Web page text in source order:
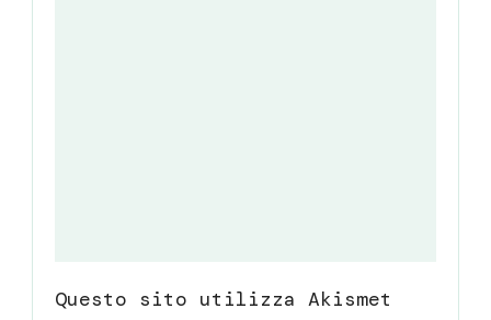
Questo sito utilizza Akismet